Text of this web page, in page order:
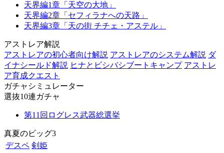
天界編1章「天空の大地」
天界編2章「セフィラナへの天路」
天界編3章「天の街 チチェ・アステル」
アストレア解説
アストレアの初心者向け解説 アストレアのシステム解説 ダ
イナシールド解説 ヒナとビシバシブートキャンプ アストレ
ア育成クエスト
ガチャシミュレーター
選抜10連ガチャ
第11回ログレス武器総選挙
真夏のビッグ3
デスペ 剣姫